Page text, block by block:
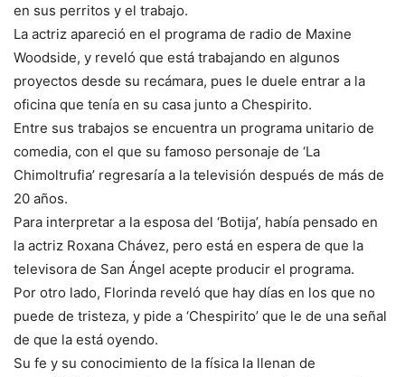
en sus perritos y el trabajo.
La actriz apareció en el programa de radio de Maxine
Woodside, y reveló que está trabajando en algunos
proyectos desde su recámara, pues le duele entrar a la
oficina que tenía en su casa junto a Chespirito.
Entre sus trabajos se encuentra un programa unitario de
comedia, con el que su famoso personaje de ‘La
Chimoltrufia’ regresaría a la televisión después de más de
20 años.
Para interpretar a la esposa del ‘Botija’, había pensado en
la actriz Roxana Chávez, pero está en espera de que la
televisora de San Ángel acepte producir el programa.
Por otro lado, Florinda reveló que hay días en los que no
puede de tristeza, y pide a ‘Chespirito’ que le de una señal
de que la está oyendo.
Su fe y su conocimiento de la física la llenan de